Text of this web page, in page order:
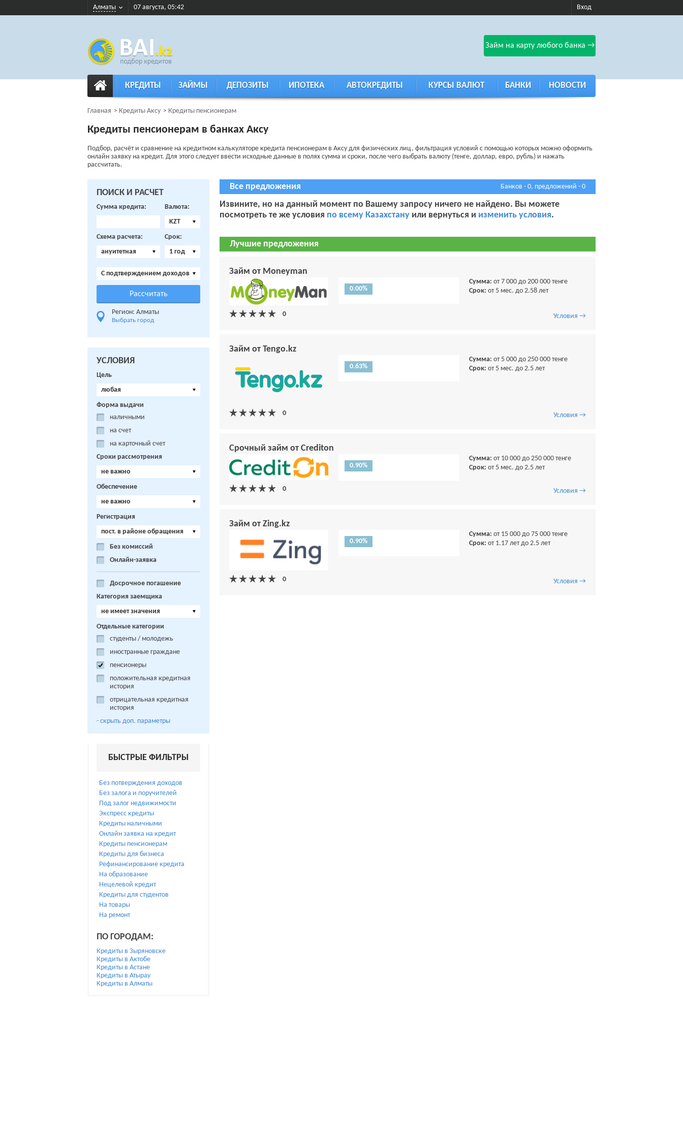
Алматы 07 августа, 05:42 Вход
Займ на карту любого банка →
КРЕДИТЫ ЗАЙМЫ ДЕПОЗИТЫ ИПОТЕКА АВТОКРЕДИТЫ КУРСЫ ВАЛЮТ БАНКИ НОВОСТИ
Главная Кредиты Аксу Кредиты пенсионерам
Кредиты пенсионерам в банках Аксу
Подбор, расчёт и сравнение на кредитном калькуляторе кредита пенсионерам в Аксу для физических лиц, фильтрация условий с помощью которых можно оформить
онлайн заявку на кредит. Для этого следует ввести исходные данные в полях сумма и сроки, после чего выбрать валюту (тенге, доллар, евро, рубль) и нажать
рассчитать.
Все предложения Банков - 0, предложений - 0
Извините, но на данный момент по Вашему запросу ничего не найдено. Вы можете
посмотреть те же условия по всему Казахстану или вернуться и изменить условия.
Лучшие предложения
Займ от Moneyman
0.00%
Сумма: от 7 000 до 200 000 тенге
Срок: от 5 мес. до 2.58 лет
Условия →
Займ от Tengo.kz
0.63%
Сумма: от 5 000 до 250 000 тенге
Срок: от 5 мес. до 2.5 лет
Условия →
Срочный займ от Crediton
0.90%
Сумма: от 10 000 до 250 000 тенге
Срок: от 5 мес. до 2.5 лет
Условия →
Займ от Zing.kz
0.90%
Сумма: от 15 000 до 75 000 тенге
Срок: от 1.17 лет до 2.5 лет
Условия →
ПОИСК И РАСЧЕТ
Сумма кредита:
Валюта:
KZT
Схема расчета:
ануитетная
Срок:
1 год
C подтверждением доходов
Регион: Алматы
Выбрать город
УСЛОВИЯ
Цель
любая
Форма выдачи
наличными
на счет
на карточный счет
Сроки рассмотрения
не важно
Обеспечение
не важно
Регистрация
пост. в районе обращения
Без комиссий
Онлайн-заявка
Досрочное погашение
Категория заемщика
не имеет значения
Отдельные категории
студенты / молодежь
иностранные граждане
пенсионеры
положительная кредитная
история
отрицательная кредитная
история
- cкрыть доп. параметры
БЫСТРЫЕ ФИЛЬТРЫ
Без потверждения доходов
Без залога и поручителей
Под залог недвижимости
Экспресс кредиты
Кредиты наличными
Онлайн заявка на кредит
Кредиты пенсионерам
Кредиты для бизнеса
Рефинансирование кредита
На образование
Нецелевой кредит
Кредиты для студентов
На товары
На ремонт
ПО ГОРОДАМ:
Кредиты в Зыряновске
Кредиты в Актобе
Кредиты в Астане
Кредиты в Атырау
Кредиты в Алматы